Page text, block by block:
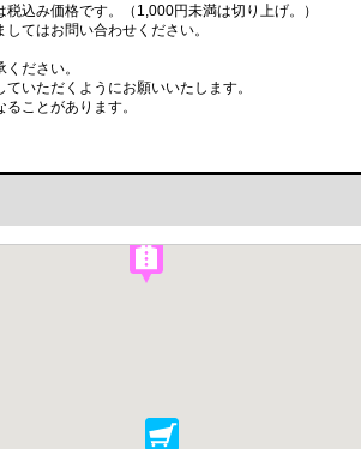
込み価格です。（1,000円未満は切り上げ。）
てはお問い合わせください。
ださい。
いただくようにお願いいたします。
ことがあります。